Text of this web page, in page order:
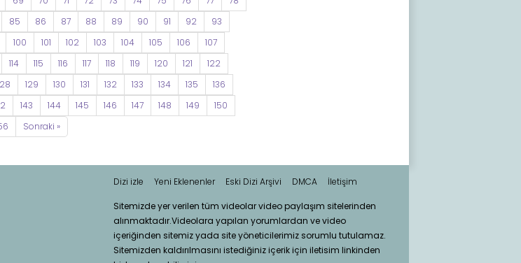
85 86 87 88 89 90 91 92
93
100 101 102 103 104 105 106
107
114 115 116 117 118 119 120 121
122
129 130 131 132 133 134 135
136
143 144 145 146 147 148 149
150
Sonraki »
Dizi izle Yeni Eklenenler Eski Dizi Arşivi DMCA İletişim
Sitemizde yer verilen tüm videolar video paylaşım sitelerinden
alınmaktadır.Videolara yapılan yorumlardan ve video
içeriğinden sitemiz yada site yöneticilerimiz sorumlu tutulamaz.
Sitemizden kaldırılmasını istediğiniz içerik için iletisim linkinden